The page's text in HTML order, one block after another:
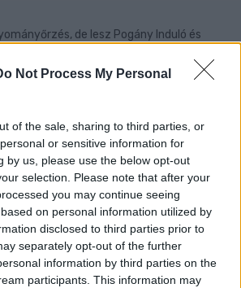
Not Process My Personal
of the sale, sharing to third parties, or
or sensitive information for
by us, please use the below opt-out
selection. Please note that after your
you may continue seeing
on personal information utilized by
disclosed to third parties prior to
separately opt-out of the further
information by third parties on the
participants. This information may
de lesz Pogány Induló és